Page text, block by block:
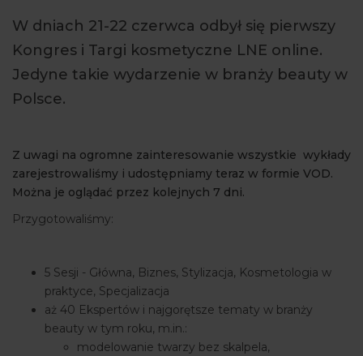
ARTYKUŁY
WYDARZENIA
W dniach 21-22 czerwca odbył się pierwszy
Kongres i Targi kosmetyczne LNE online.
Jedyne takie wydarzenie w branży beauty w
Polsce.
Z uwagi na ogromne zainteresowanie wszystkie wykłady
zarejestrowaliśmy i udostępniamy teraz w formie VOD.
Można je oglądać przez kolejnych 7 dni.
Przygotowaliśmy:
5 Sesji - Główna, Biznes, Stylizacja, Kosmetologia w
praktyce, Specjalizacja
aż 40 Ekspertów i najgorętsze tematy w branży
beauty w tym roku, m.in.:
modelowanie twarzy bez skalpela,